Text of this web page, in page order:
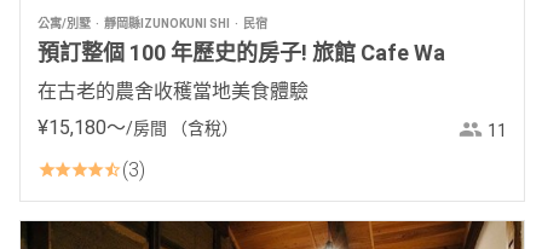
公寓/別墅 靜岡縣IZUNOKUNI SHI 民宿
預訂整個 100 年歷史的房子! 旅館 Cafe Wa
在古老的農舍收穫當地美食體驗
¥15,180〜/房間 （含稅） 11
3